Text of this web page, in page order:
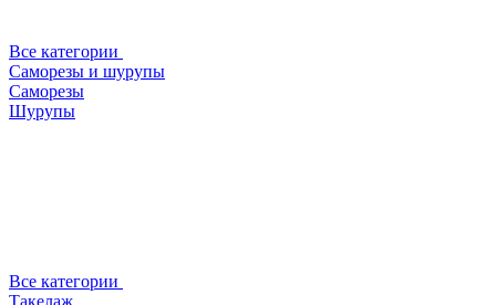
Все категории
Саморезы и шурупы
Саморезы
Шурупы
Все категории
Такелаж